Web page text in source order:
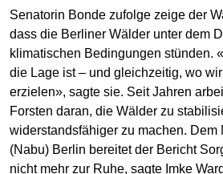
Senatorin Bonde zufolge zeige der
dass die Berliner Wälder unter dem
klimatischen Bedingungen stünden.
die Lage ist – und gleichzeitig, wo
erzielen», sagte sie. Seit Jahren
Forsten daran, die Wälder zu
widerstandsfähiger zu machen. Dem
(Nabu) Berlin bereitet der Bericht
nicht mehr zur Ruhe, sagte Imke